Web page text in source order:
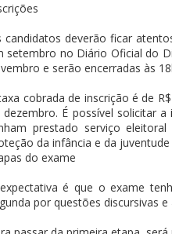
candidatos deverão ficar
setembro no Diário Oficial do
e serão encerradas às
cobrada de inscrição é de
dezembro. É possível solicitar
prestado serviço
da infância e da
do exame
é que o exame
por questões discursivas